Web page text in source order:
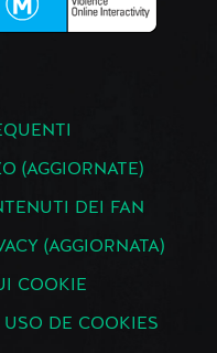
(AGGIORNATE)
DEI FAN
(AGGIORNATA)
COOKIE
DE COOKIES